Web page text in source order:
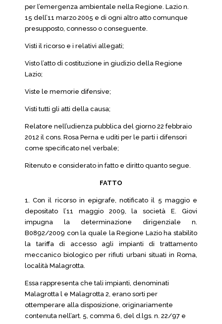
per l’emergenza ambientale nella Regione. Lazio n.
15 dell’11 marzo 2005 e di ogni altro atto comunque
presupposto, connesso o conseguente.
Visti il ricorso e i relativi allegati;
Visto l’atto di costituzione in giudizio della Regione
Lazio;
Viste le memorie difensive;
Visti tutti gli atti della causa;
Relatore nell’udienza pubblica del giorno 22 febbraio
2012 il cons. Rosa Perna e uditi per le parti i difensori
come specificato nel verbale;
Ritenuto e considerato in fatto e diritto quanto segue.
FATTO
1. Con il ricorso in epigrafe, notificato il 5 maggio e
depositato l’11 maggio 2009, la società E. Giovi
impugna la determinazione dirigenziale n.
B0892/2009 con la quale la Regione Lazio ha stabilito
la tariffa di accesso agli impianti di trattamento
meccanico biologico per rifiuti urbani situati in Roma,
località Malagrotta.
Essa rappresenta che tali impianti, denominati
Malagrotta l e Malagrotta 2, erano sorti per
ottemperare alla disposizione, originariamente
contenuta nell’art. 5, comma 6, del d.lgs. n. 22/97 e